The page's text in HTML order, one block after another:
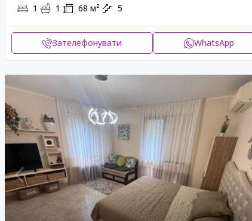
1 1 68 м² 5
Зателефонувати WhatsApp